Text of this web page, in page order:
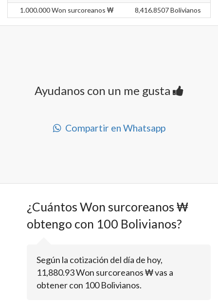
1.000.000 Won surcoreanos ₩
8,416.8507 Bolivianos
Ayudanos con un me gusta
Compartir en Whatsapp
¿Cuántos Won surcoreanos ₩
obtengo con 100 Bolivianos?
Según la cotización del día de hoy,
11,880.93 Won surcoreanos ₩ vas a
obtener con 100 Bolivianos.